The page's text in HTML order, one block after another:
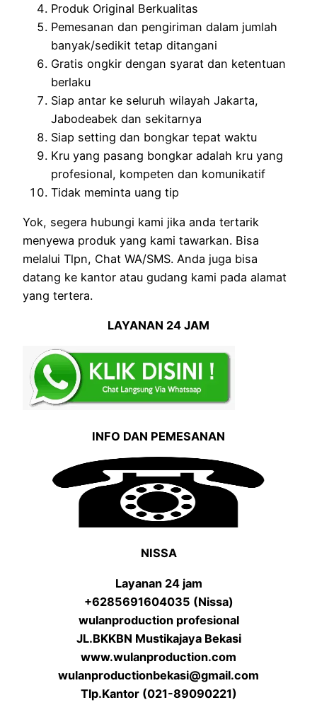
Produk Original Berkualitas
Pemesanan dan pengiriman dalam jumlah
banyak/sedikit tetap ditangani
Gratis ongkir dengan syarat dan ketentuan
berlaku
Siap antar ke seluruh wilayah Jakarta,
Jabodeabek dan sekitarnya
Siap setting dan bongkar tepat waktu
Kru yang pasang bongkar adalah kru yang
profesional, kompeten dan komunikatif
Tidak meminta uang tip
Yok, segera hubungi kami jika anda tertarik
menyewa produk yang kami tawarkan. Bisa
melalui Tlpn, Chat WA/SMS. Anda juga bisa
datang ke kantor atau gudang kami pada alamat
yang tertera.
LAYANAN 24 JAM
INFO DAN PEMESANAN
NISSA
Layanan 24 jam
+6285691604035 (Nissa)
wulanproduction profesional
JL.BKKBN Mustikajaya Bekasi
www.wulanproduction.com
wulanproductionbekasi@gmail.com
Tlp.Kantor (021-89090221)